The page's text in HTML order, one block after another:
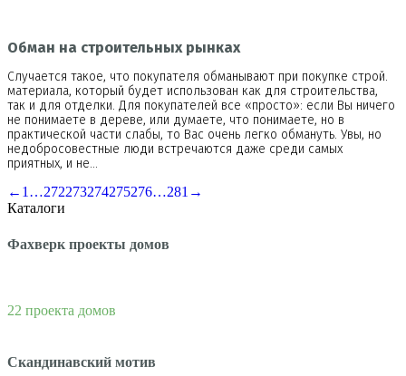
Обман на строительных рынках
Случается такое, что покупателя обманывают при покупке строй.
материала, который будет использован как для строительства,
так и для отделки. Для покупателей все «просто»: если Вы ничего
не понимаете в дереве, или думаете, что понимаете, но в
практической части слабы, то Вас очень легко обмануть. Увы, но
недобросовестные люди встречаются даже среди самых
приятных, и не…
← 1 …272273274275276…281 →
Каталоги
Фахверк проекты домов
22 проекта домов
Скандинавский мотив